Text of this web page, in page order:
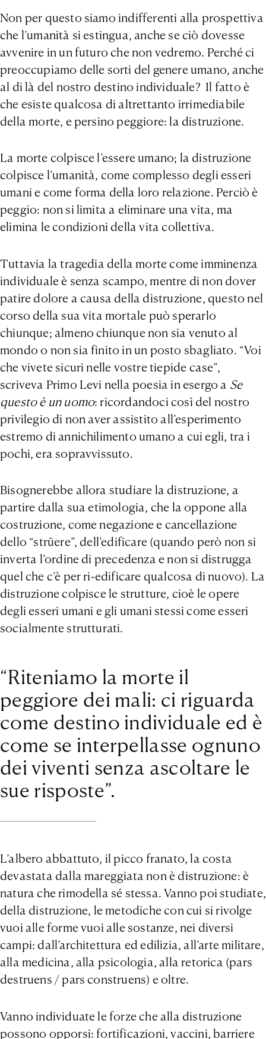
Non per questo siamo indifferenti alla prospettiva
che l’umanità si estingua, anche se ciò dovesse
avvenire in un futuro che non vedremo. Perché ci
preoccupiamo delle sorti del genere umano, anche
al di là del nostro destino individuale? Il fatto è
che esiste qualcosa di altrettanto irrimediabile
della morte, e persino peggiore: la distruzione.
La morte colpisce l’essere umano; la distruzione
colpisce l’umanità, come complesso degli esseri
umani e come forma della loro relazione. Perciò è
peggio: non si limita a eliminare una vita, ma
elimina le condizioni della vita collettiva.
Tuttavia la tragedia della morte come imminenza
individuale è senza scampo, mentre di non dover
patire dolore a causa della distruzione, questo nel
corso della sua vita mortale può sperarlo
chiunque; almeno chiunque non sia venuto al
mondo o non sia finito in un posto sbagliato. “Voi
che vivete sicuri nelle vostre tiepide case”,
scriveva Primo Levi nella poesia in esergo a Se
questo è un uomo: ricordandoci così del nostro
privilegio di non aver assistito all’esperimento
estremo di annichilimento umano a cui egli, tra i
pochi, era sopravvissuto.
Bisognerebbe allora studiare la distruzione, a
partire dalla sua etimologia, che la oppone alla
costruzione, come negazione e cancellazione
dello “strŭere”, dell’edificare (quando però non si
inverta l’ordine di precedenza e non si distrugga
quel che c’è per ri-edificare qualcosa di nuovo). La
distruzione colpisce le strutture, cioè le opere
degli esseri umani e gli umani stessi come esseri
socialmente strutturati.
“Riteniamo la morte il
peggiore dei mali: ci riguarda
come destino individuale ed è
come se interpellasse ognuno
dei viventi senza ascoltare le
sue risposte”.
L’albero abbattuto, il picco franato, la costa
devastata dalla mareggiata non è distruzione: è
natura che rimodella sé stessa. Vanno poi studiate,
della distruzione, le metodiche con cui si rivolge
vuoi alle forme vuoi alle sostanze, nei diversi
campi: dall’architettura ed edilizia, all’arte militare,
alla medicina, alla psicologia, alla retorica (pars
destruens / pars construens) e oltre.
Vanno individuate le forze che alla distruzione
possono opporsi: fortificazioni, vaccini, barriere